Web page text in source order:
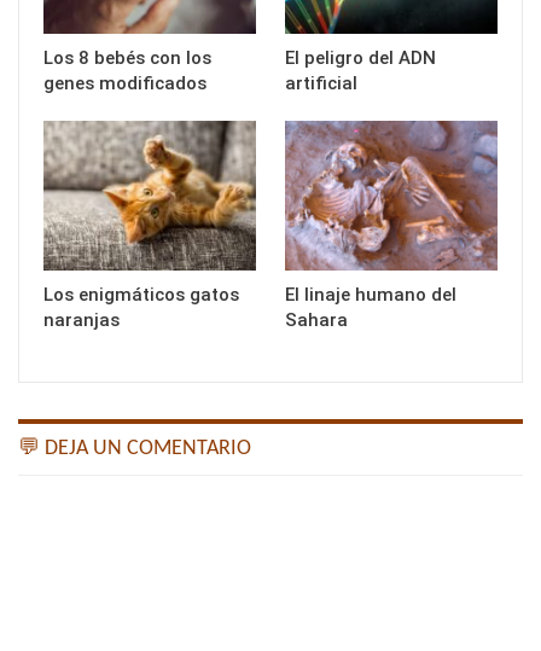
Los 8 bebés con los
genes modificados
El peligro del ADN
artificial
Los enigmáticos gatos
naranjas
El linaje humano del
Sahara
💬 DEJA UN COMENTARIO